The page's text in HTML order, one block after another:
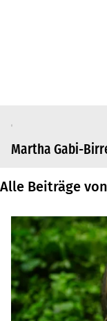
Martha Gabi-
Alle Beiträge